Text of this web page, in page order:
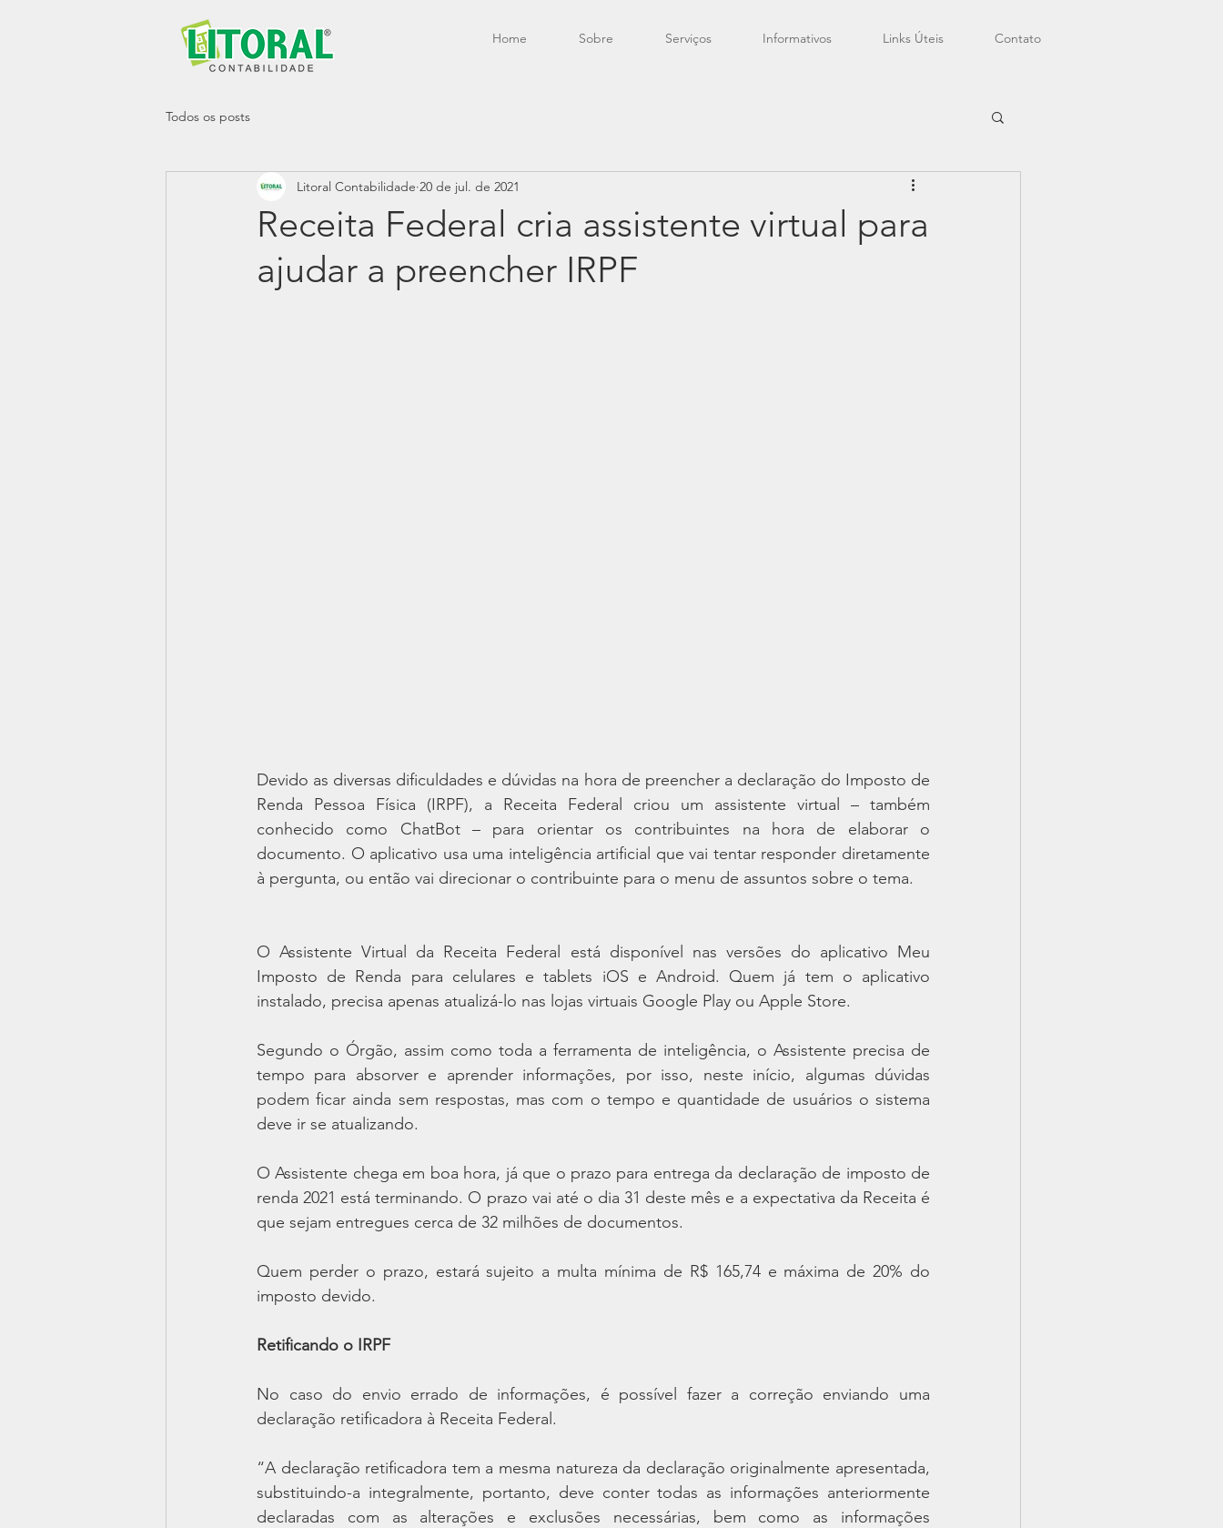
Home Sobre Serviços Informativos Links Úteis Contato
Todos os posts
Receita Federal cria assistente virtual para
ajudar a preencher IRPF
Litoral Contabilidade 20 de jul. de 2021
Devido as diversas dificuldades e dúvidas na hora de preencher a declaração do Imposto de
Renda Pessoa Física (IRPF), a Receita Federal criou um assistente virtual – também
conhecido como ChatBot – para orientar os contribuintes na hora de elaborar o
documento. O aplicativo usa uma inteligência artificial que vai tentar responder diretamente
à pergunta, ou então vai direcionar o contribuinte para o menu de assuntos sobre o tema.
O Assistente Virtual da Receita Federal está disponível nas versões do aplicativo Meu
Imposto de Renda para celulares e tablets iOS e Android. Quem já tem o aplicativo
instalado, precisa apenas atualizá-lo nas lojas virtuais Google Play ou Apple Store.
Segundo o Órgão, assim como toda a ferramenta de inteligência, o Assistente precisa de
tempo para absorver e aprender informações, por isso, neste início, algumas dúvidas
podem ficar ainda sem respostas, mas com o tempo e quantidade de usuários o sistema
deve ir se atualizando.
O Assistente chega em boa hora, já que o prazo para entrega da declaração de imposto de
renda 2021 está terminando. O prazo vai até o dia 31 deste mês e a expectativa da Receita é
que sejam entregues cerca de 32 milhões de documentos.
Quem perder o prazo, estará sujeito a multa mínima de R$ 165,74 e máxima de 20% do
imposto devido.
Retificando o IRPF
No caso do envio errado de informações, é possível fazer a correção enviando uma
declaração retificadora à Receita Federal.
“A declaração retificadora tem a mesma natureza da declaração originalmente apresentada,
substituindo-a integralmente, portanto, deve conter todas as informações anteriormente
declaradas com as alterações e exclusões necessárias, bem como as informações